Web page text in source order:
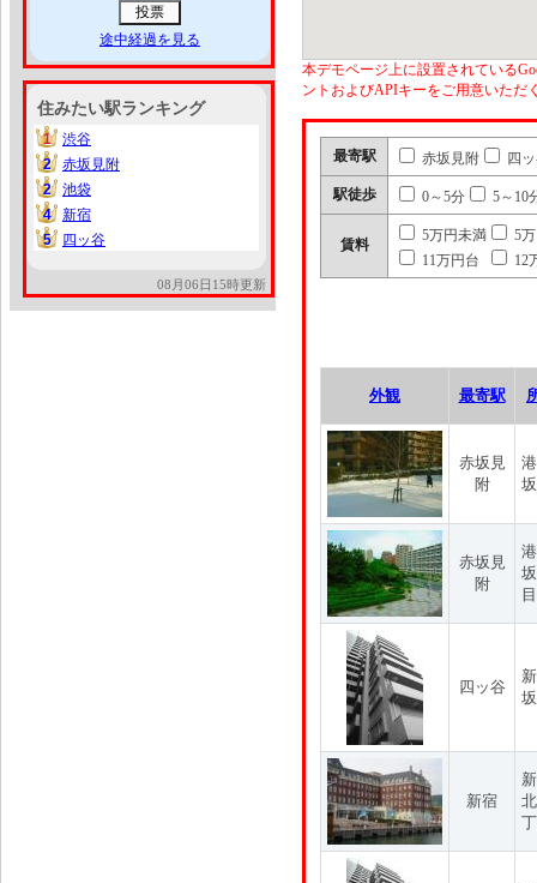
途中経過を見る
住みたい駅ランキング
1
1
渋谷
2
2
赤坂見附
2
2
池袋
4
4
新宿
5
5 四ッ谷
08月06日15時更新
本デモページ上に設置されている
ントおよびAPIキーをご用意いただ
最寄駅 赤坂見附 四
駅徒歩 0～5分 5～10
賃料
5万円未満
5
11万円台
12
外観 最寄駅
赤坂見
附
赤坂見
附
目
四ッ谷
新宿